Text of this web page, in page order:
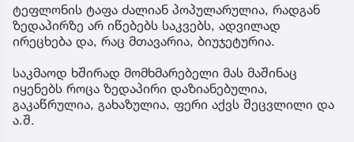
ტეფლონის ტაფა ძალიან პოპულარულია, რადგან
ზედაპირზე არ იწებებს საკვებს, ადვილად
ირეცხება და, რაც მთავარია, ბიუჯეტურია.
საკმაოდ ხშირად მომხმარებელი მას მაშინაც
იყენებს როცა ზედაპირი დაზიანებულია,
გაკაწრულია, გახაზულია, ფერი აქვს შეცვლილი და
ა.შ.